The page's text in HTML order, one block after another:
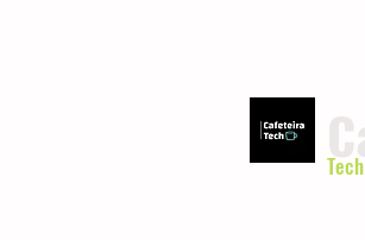
Tech